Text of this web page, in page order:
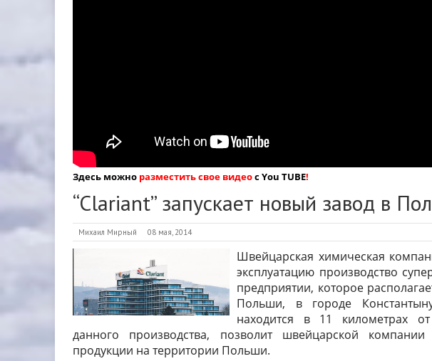
Здесь можно разместить свое видеос You TUBE!
“Clariant” запускает новый завод в
Михаил Мирный 08 мая, 2014
Швейцарская химическая
эксплуатацию производство
предприятии, которое
Польши, в городе
находится в 11 километрах
данного производства, позволит швейцарской
продукции на территории Польши.